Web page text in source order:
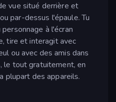
vue situé derrière et
par-dessus l'épaule. Tu
à l'écran
tire et interagit avec
ou avec des amis dans
, le tout gratuitement, en
plupart des appareils.